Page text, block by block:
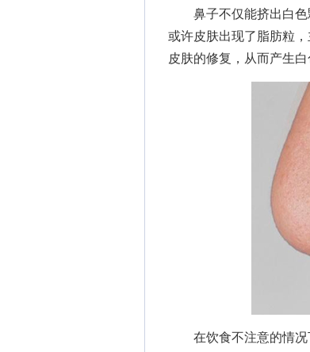
鼻子不仅能挤出白色
或许皮肤出现了脂肪粒
皮肤的修复，从而产生
在饮食不注意的情况